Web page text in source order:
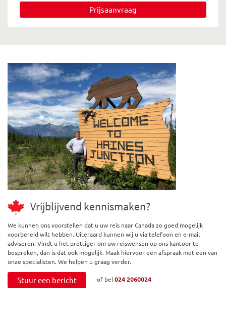
Prijsaanvraag
Vrijblijvend kennismaken?
We kunnen ons voorstellen dat u uw reis naar Canada zo goed mogelijk
voorbereid wilt hebben. Uiteraard kunnen wij u via telefoon en e-mail
adviseren. Vindt u het prettiger om uw reiswensen op ons kantoor te
bespreken, dan is dat ook mogelijk. Maak hiervoor een afspraak met een van
onze specialisten. We helpen u graag verder.
Stuur een bericht of bel024 2060024